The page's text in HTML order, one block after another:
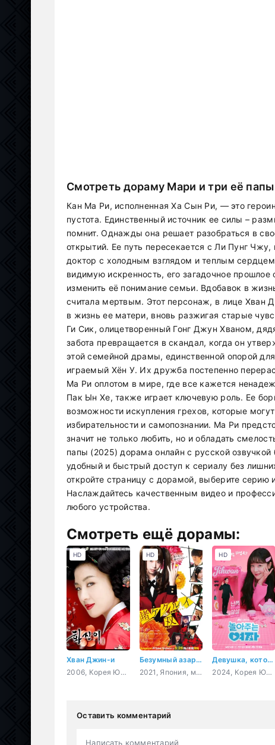
Смотреть дораму Мари и три её
Кан Ма Ри, исполненная Ха Сын Ри, — это
пустота. Единственный источник ее силы –
помнит. Однажды она решает разобраться в
открытий. Ее путь пересекается с Ли Пунг
доктор с холодным взглядом и теплым
видимую искренность, его загадочное
изменить её понимание семьи. Вдобавок в
считала мертвым. Этот персонаж, в лице Хван
в жизнь ее матери, вновь разжигая старые
Ги Сик, олицетворенный Гонг Джун Хваном,
забота превращается в скандал, когда он
этой семейной драмы, единственной опорой
играемый Хён У. Их дружба постепенно
Ма Ри оплотом в мире, где все кажется
Пак Ын Хе, также играет ключевую роль. Ее
возможности искупления грехов, которые
избирательности и самопознании. Ма Ри
значит не только любить, но и обладать
папы (2025) дорама онлайн с русской
удобный и быстрый доступ к сериалу без
откройте страницу с дорамой, выберите
Наслаждайтесь качественным видео и
любого устройства.
Смотреть ещё дорамы:
Хван Джин-и
2006, Корея Южная, история, романтика, драма
HD
Безумный азарт: Близнец
2021, Япония, мистика, психология, молодость, драма
HD
Девушка, которая любит играть
2024, Корея Южная, комедия, романтика
HD
Оставить комментарий
Написать комментарий